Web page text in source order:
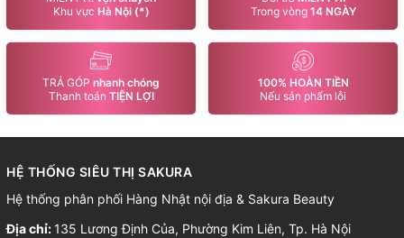
Khu vực Hà Nội (*)
Trong vòng 14 NGÀY
TRẢ GÓP nhanh chóng
Thanh toán TIỆN LỢI
100% HOÀN TIỀN
Nếu sản phẩm lỗi
HỆ THỐNG SIÊU THỊ SAKURA
Hệ thống phân phối Hàng Nhật nội địa & Sakura Beauty
Địa chỉ: 135 Lương Định Của, Phường Kim Liên, Tp. Hà Nội